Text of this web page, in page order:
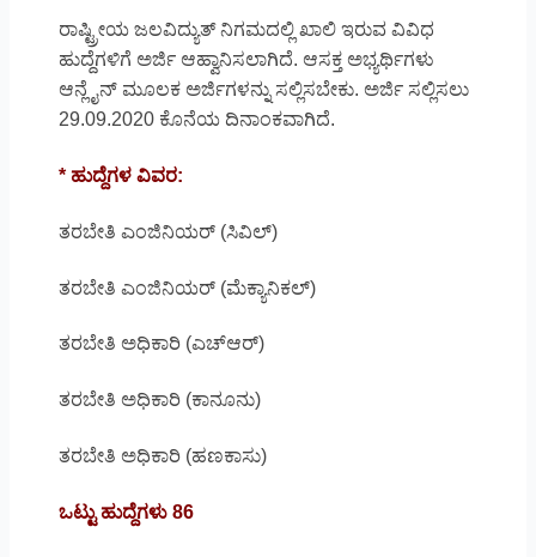
ರಾಷ್ಟ್ರೀಯ ಜಲವಿದ್ಯುತ್ ನಿಗಮದಲ್ಲಿ ಖಾಲಿ ಇರುವ ವಿವಿಧ
ಹುದ್ದೆಗಳಿಗೆ ಅರ್ಜಿ ಆಹ್ವಾನಿಸಲಾಗಿದೆ. ಆಸಕ್ತ ಅಭ್ಯರ್ಥಿಗಳು
ಆನ್ಲೈನ್ ಮೂಲಕ ಅರ್ಜಿಗಳನ್ನು ಸಲ್ಲಿಸಬೇಕು. ಅರ್ಜಿ ಸಲ್ಲಿಸಲು
29.09.2020 ಕೊನೆಯ ದಿನಾಂಕವಾಗಿದೆ.
* ಹುದ್ದೆಗಳ ವಿವರ:
ತರಬೇತಿ ಎಂಜಿನಿಯರ್ (ಸಿವಿಲ್)
ತರಬೇತಿ ಎಂಜಿನಿಯರ್ (ಮೆಕ್ಯಾನಿಕಲ್)
ತರಬೇತಿ ಅಧಿಕಾರಿ (ಎಚ್‌ಆರ್)
ತರಬೇತಿ ಅಧಿಕಾರಿ (ಕಾನೂನು)
ತರಬೇತಿ ಅಧಿಕಾರಿ (ಹಣಕಾಸು)
ಒಟ್ಟು ಹುದ್ದೆಗಳು 86